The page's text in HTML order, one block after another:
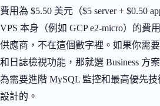
費用為 $5.50 美元（$5 server + $0.50
VPS 本身（例如 GCP e2-micro）的費
供應商，不在這個數字裡。如果你需
和日誌檢視功能，那就選 Business 方
為需要進階 MySQL 監控和最高優先
設計的。